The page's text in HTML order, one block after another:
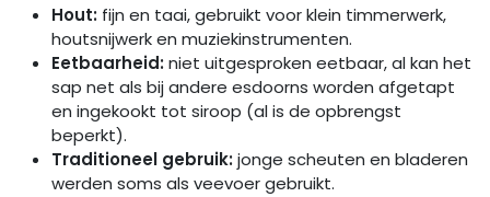
Hout: fijn en taai, gebruikt voor klein timmerwerk,
houtsnijwerk en muziekinstrumenten.
Eetbaarheid:niet uitgesproken eetbaar, al kan het
sap net als bij andere esdoorns worden afgetapt
en ingekookt tot siroop (al is de opbrengst
beperkt).
Traditioneel gebruik:jonge scheuten en bladeren
werden soms als veevoer gebruikt.